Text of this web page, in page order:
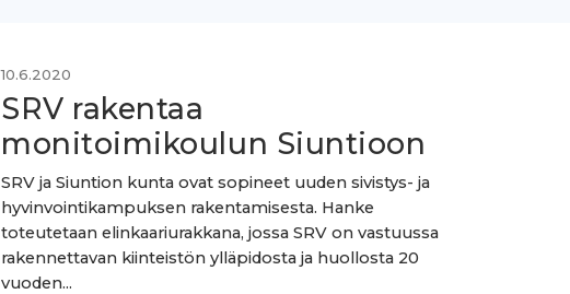
10.6.2020
SRV rakentaa
monitoimikoulun Siuntioon
SRV ja Siuntion kunta ovat sopineet uuden sivistys- ja
hyvinvointikampuksen rakentamisesta. Hanke
toteutetaan elinkaariurakkana, jossa SRV on vastuussa
rakennettavan kiinteistön ylläpidosta ja huollosta 20
vuoden...